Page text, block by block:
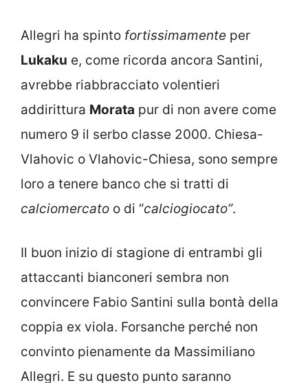
Allegri ha spinto fortissimamente per
Lukaku e, come ricorda ancora Santini,
avrebbe riabbracciato volentieri
addirittura Morata pur di non avere come
numero 9 il serbo classe 2000. Chiesa-
Vlahovic o Vlahovic-Chiesa, sono sempre
loro a tenere banco che si tratti di
calciomercato o di “calciogiocato”.
Il buon inizio di stagione di entrambi gli
attaccanti bianconeri sembra non
convincere Fabio Santini sulla bontà della
coppia ex viola. Forsanche perché non
convinto pienamente da Massimiliano
Allegri. E su questo punto saranno